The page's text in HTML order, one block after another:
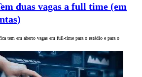
duas vagas a full time (em
tem em aberto vagas em full-time para o estádio e para o